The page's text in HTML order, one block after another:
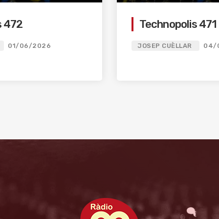
472
01/06/2026
Technopolis 471
JOSEP CUÈLLAR 04/